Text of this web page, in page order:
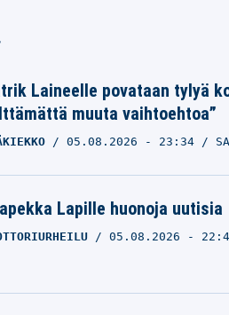
Laineelle povataan tylyä
muuta vaihtoehtoa”
05.08.2026 - 23:34
Lapille huonoja uutisia
05.08.2026 -